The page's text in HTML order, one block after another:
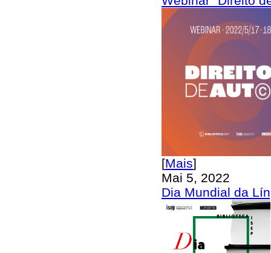
[Mais]
Mai 5, 2022
Dia Mundial da